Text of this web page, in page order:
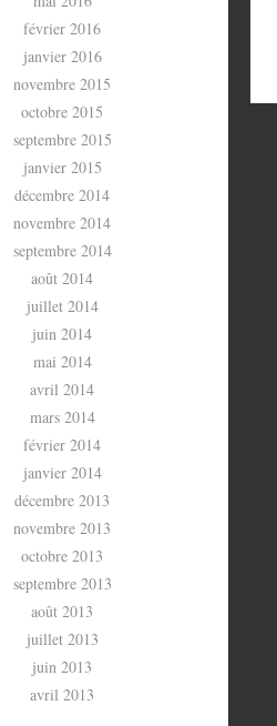
février 2016
janvier 2016
novembre 2015
octobre 2015
septembre 2015
janvier 2015
décembre 2014
novembre 2014
septembre 2014
août 2014
juillet 2014
juin 2014
mai 2014
avril 2014
mars 2014
février 2014
janvier 2014
décembre 2013
novembre 2013
octobre 2013
septembre 2013
août 2013
juillet 2013
juin 2013
avril 2013